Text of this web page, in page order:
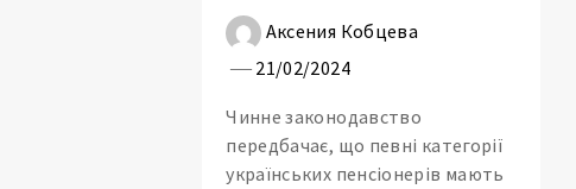
Аксения Кобцева
21/02/2024
Чинне законодавство
передбачає, що певні категорії
українських пенсіонерів мають